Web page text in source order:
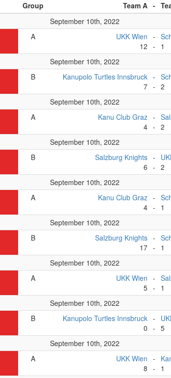
Group Team A -
September 10th, 2022
A
UKK Wien
12
-
-
1
September 10th, 2022
B
Kanupolo Turtles Innsbruck
7
-
- 2
September 10th, 2022
A
Kanu Club Graz
4
-
- 2
September 10th, 2022
B
Salzburg Knights
6
-
- 2
September 10th, 2022
A
Kanu Club Graz
4
-
-
1
September 10th, 2022
B
Salzburg Knights
17
-
-
1
September 10th, 2022
A
UKK Wien
5
-
-
1
September 10th, 2022
B
Kanupolo Turtles Innsbruck
0
-
- 5
September 10th, 2022
A
UKK Wien
8
-
-
1